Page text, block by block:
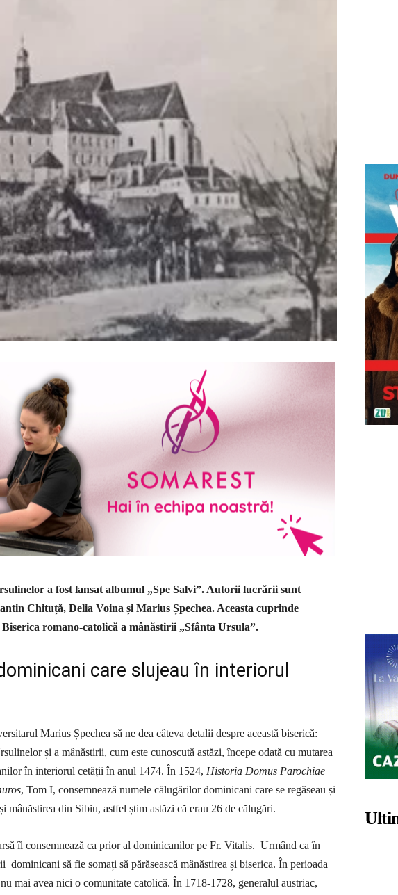
a fost lansat albumul „Spe Salvi”. Autorii lucrării sunt
Chituță, Delia Voina și Marius Șpechea. Aceasta cuprinde
romano-catolică a mânăstirii „Sfânta Ursula”.
care slujeau în interiorul
Marius Șpechea să ne dea câteva detalii despre această biserică:
și a mânăstirii, cum este cunoscută astăzi, începe odată cu mutarea
în interiorul cetății în anul 1474. În 1524, Historia Domus Parochiae
, Tom I, consemnează numele călugărilor dominicani care se regăseau și
mânăstirea din Sibiu, astfel știm astăzi că erau 26 de călugări.
îl consemnează ca prior al dominicanilor pe Fr. Vitalis. Urmând ca în
dominicani să fie somați să părăsească mânăstirea și biserica. În perioada
mai avea nici o comunitate catolică. În 1718-1728, generalul austriac,